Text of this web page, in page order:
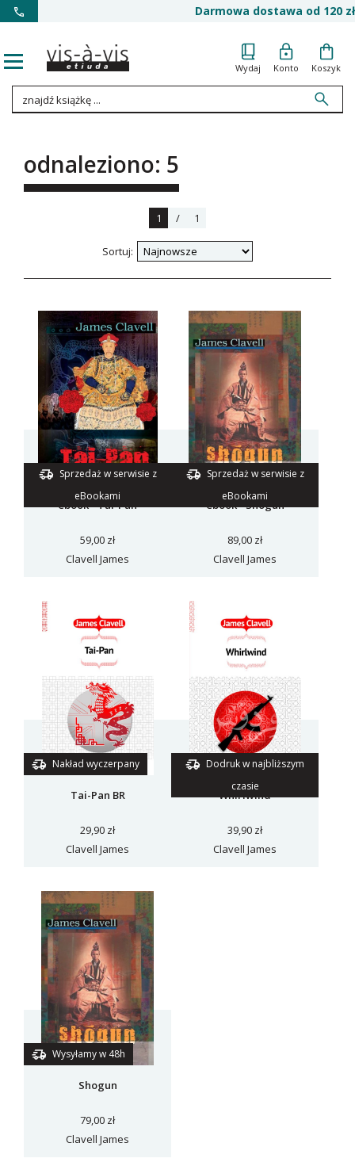
Darmowa dostawa od 120 zł
Wydaj Konto Koszyk
odnaleziono: 5
1 / 1
Sortuj:
Sprzedaż w serwisie z
eBookami
ebook - Tai-Pan
59,00 zł
Clavell James
Sprzedaż w serwisie z
eBookami
ebook - Shogun
89,00 zł
Clavell James
Nakład wyczerpany
Tai-Pan BR
29,90 zł
Clavell James
Dodruk w najbliższym
czasie
Whirlwind
39,90 zł
Clavell James
Wysyłamy w 48h
Shogun
79,00 zł
Clavell James